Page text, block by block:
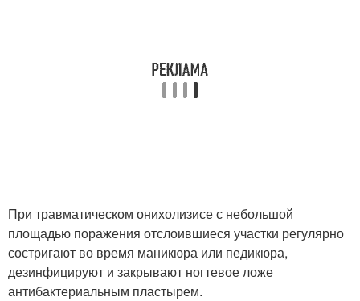
При травматическом онихолизисе с небольшой
площадью поражения отслоившиеся участки регулярно
состригают во время маникюра или педикюра,
дезинфицируют и закрывают ногтевое ложе
антибактериальным пластырем.